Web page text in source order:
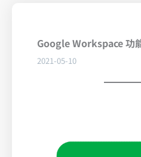
Google Workspace 功
2021-05-10